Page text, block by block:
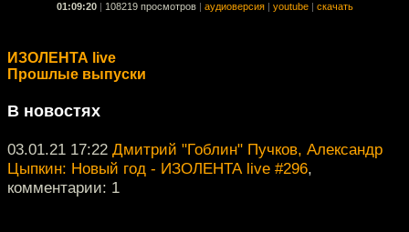
01:09:20 108219 просмотров аудиоверсия youtube скачать
ИЗОЛЕНТА live
Прошлые выпуски
В новостях
03.01.21 17:22 Дмитрий "Гоблин" Пучков, Александр
Цыпкин: Новый год - ИЗОЛЕНТА live #296,
комментарии: 1